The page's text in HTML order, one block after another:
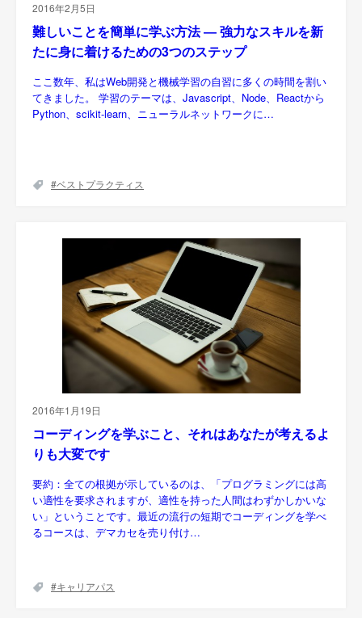
2016年2月5日
難しいことを簡単に学ぶ方法 ― 強力なスキルを新
たに身に着けるための3つのステップ
ここ数年、私はWeb開発と機械学習の自習に多くの時間を割い
てきました。 学習のテーマは、Javascript、Node、Reactから
Python、scikit-learn、ニューラルネットワークに…
ベストプラクティス
2016年1月19日
コーディングを学ぶこと、それはあなたが考えるよ
りも大変です
要約：全ての根拠が示しているのは、「プログラミングには高
い適性を要求されますが、適性を持った人間はわずかしかいな
い」ということです。最近の流行の短期でコーディングを学べ
るコースは、デマカセを売り付け…
キャリアパス